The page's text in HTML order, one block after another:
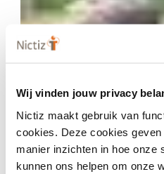
Wij vinden jouw privacy
Nictiz maakt gebruik van
cookies. Deze cookies
manier inzichten in hoe onze
kunnen ons helpen om onze
24 augustus 2023
Nieuwe Nictiz-leergang
ARTIKEL